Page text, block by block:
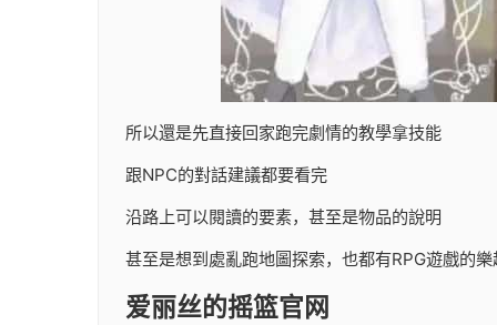
所以還是先直接回家跑完劇情的教學拿技能
跟NPC的對話建議都要看完
沿路上可以閱讀的要素，甚至是物品的說明
甚至是想到處亂跑地圖探索，也都有RPG遊戲的樂
爱丽丝的摇篮官网